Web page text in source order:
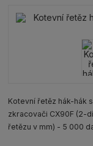
Kotevní řetěz hák-hák
zkracovači CX90F (2-
řetězu v mm) - 5 000